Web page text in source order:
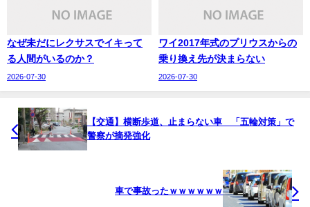
なぜ未だにレクサスでイキって
る人間がいるのか？
2026-07-30
ワイ2017年式のプリウスからの
乗り換え先が決まらない
2026-07-30
【交通】横断歩道、止まらない車 「五輪対策」で
警察が摘発強化
車で事故ったｗｗｗｗｗｗ